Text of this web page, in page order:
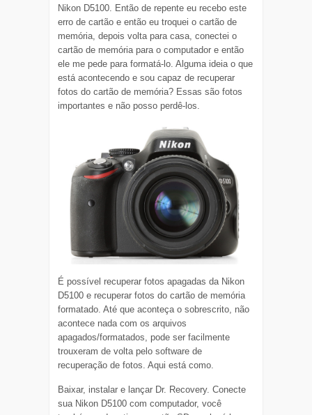
Nikon D5100. Então de repente eu recebo este
erro de cartão e então eu troquei o cartão de
memória, depois volta para casa, conectei o
cartão de memória para o computador e então
ele me pede para formatá-lo. Alguma ideia o que
está acontecendo e sou capaz de recuperar
fotos do cartão de memória? Essas são fotos
importantes e não posso perdê-los.
É possível recuperar fotos apagadas da Nikon
D5100 e recuperar fotos do cartão de memória
formatado. Até que aconteça o sobrescrito, não
acontece nada com os arquivos
apagados/formatados, pode ser facilmente
trouxeram de volta pelo software de
recuperação de fotos. Aqui está como.
Baixar, instalar e lançar Dr. Recovery. Conecte
sua Nikon D5100 com computador, você